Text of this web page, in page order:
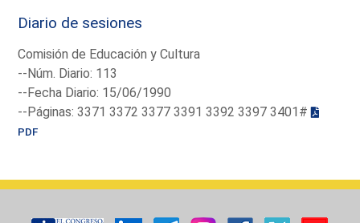
Diario de sesiones
Comisión de Educación y Cultura
--Núm. Diario: 113
--Fecha Diario: 15/06/1990
--Páginas: 3371 3372 3377 3391 3392 3397 3401#
PDF